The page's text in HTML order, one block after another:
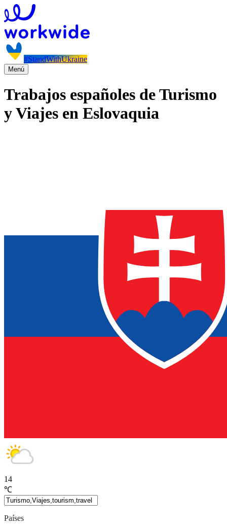
#StandWithUkraine
Menú
Trabajos españoles de Turismo
y Viajes en Eslovaquia
14
℃
Países